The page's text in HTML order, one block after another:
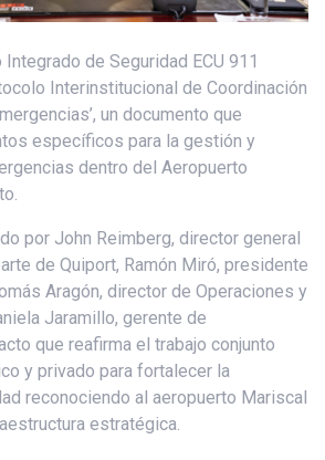
de Seguridad ECU 911
Interinstitucional de Coordinación
un documento que
específicos para la gestión y
dentro del Aeropuerto
por John Reimberg, director general
de Quiport, Ramón Miró, presidente
Aragón, director de Operaciones y
Jaramillo, gerente de
que reafirma el trabajo conjunto
y privado para fortalecer la
reconociendo al aeropuerto Mariscal
estratégica.